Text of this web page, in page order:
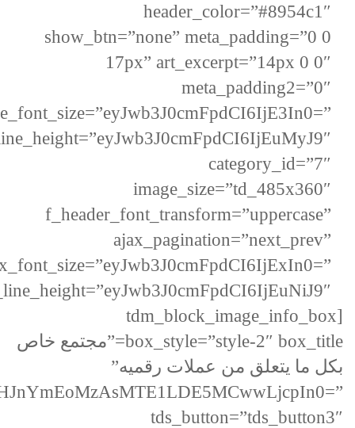
header_color=”#8954c1″
show_btn=”none” meta_padding=”0 0
17px” art_excerpt=”14px 0 0″
meta_padding2=”0″
category_id=”7″
image_size=”td_485x360″
f_header_font_transform=”uppercase”
ajax_pagination=”next_prev”
[tdm_block_image_info_box
box_style=”style-2″ box_title=”مجتمع خاص
بكل ما يتعلق من عملات رقميه”
tds_button=”tds_button3″